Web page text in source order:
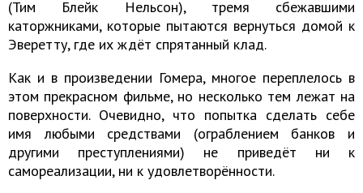
(Тим Блейк Нельсон), тремя сбежавшими
каторжниками, которые пытаются вернуться домой к
Эверетту, где их ждёт спрятанный клад.
Как и в произведении Гомера, многое переплелось в
этом прекрасном фильме, но несколько тем лежат на
поверхности. Очевидно, что попытка сделать себе
имя любыми средствами (ограблением банков и
другими преступлениями) не приведёт ни к
самореализации, ни к удовлетворённости.